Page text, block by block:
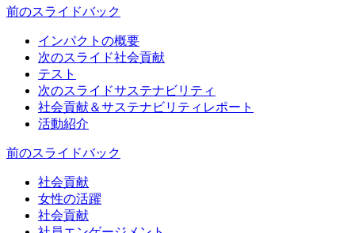
前のスライドバック
インパクトの概要
次のスライド社会貢献
テスト
次のスライドサステナビリティ
社会貢献＆サステナビリティレポート
活動紹介
前のスライドバック
社会貢献
女性の活躍
社会貢献